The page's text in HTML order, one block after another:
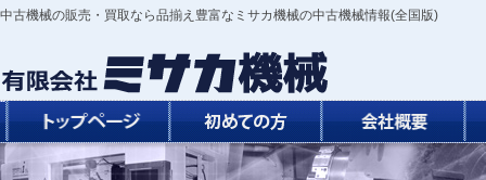
中古機械の販売・買取なら品揃え豊富なミサカ機械の中古機械情報(全国版)